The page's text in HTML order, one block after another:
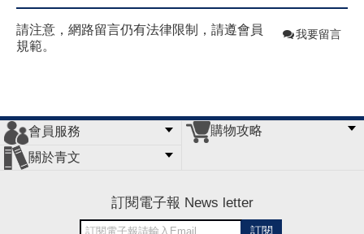
請注意，網路留言仍有法律限制，請遵會員
規範。
我要留言
會員服務
會員辦法
客服信箱
隱私條款
網站導覽
購物攻略
關於青文
訂閱電子報 News letter
訂閱